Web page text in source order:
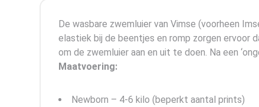
De wasbare zwemluier van Vimse (voorheen
elastiek bij de beentjes en romp zorgen ervoor
om de zwemluier aan en uit te doen. Na een
Maatvoering:
Newborn – 4-6 kilo (beperkt aantal prints)